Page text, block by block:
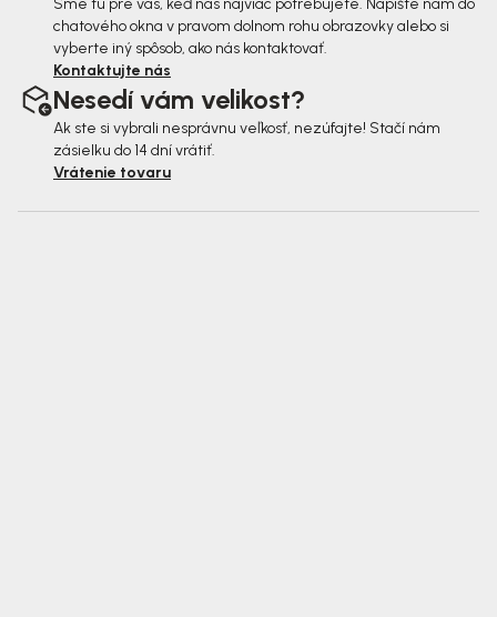
Sme tu pre vás, keď nás najviac potrebujete. Napíšte nám do
chatového okna v pravom dolnom rohu obrazovky alebo si
vyberte iný spôsob, ako nás kontaktovať.
Kontaktujte nás
Nesedí vám velikost?
Ak ste si vybrali nesprávnu veľkosť, nezúfajte! Stačí nám
zásielku do 14 dní vrátiť.
Vrátenie tovaru